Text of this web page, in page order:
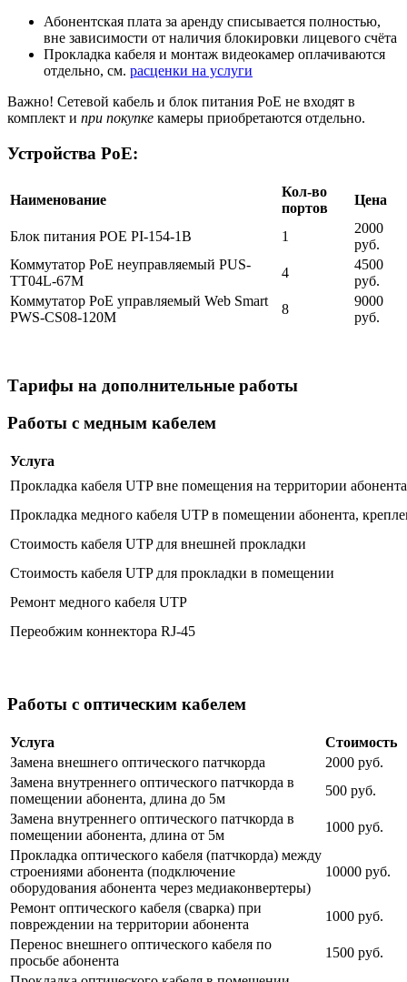
Абонентская плата за аренду списывается полностью,
вне зависимости от наличия блокировки лицевого счёта
Прокладка кабеля и монтаж видеокамер оплачиваются
отдельно, см. расценки на услуги
Важно! Сетевой кабель и блок питания PoE не входят в
комплект и при покупке камеры приобретаются отдельно.
Устройства PoE:
Наименование
Кол-во
портов
Цена
Блок питания POE PI-154-1B 1
2000
руб.
Коммутатор PoE неуправляемый PUS-
TT04L-67M
4
4500
руб.
Коммутатор PoE управляемый Web Smart
PWS-CS08-120M
8
9000
руб.
Тарифы на дополнительные работы
Работы с медным кабелем
Услуга
Прокладка кабеля UTP вне помещения на территории
Прокладка медного кабеля UTP в помещении абонента,
Стоимость кабеля UTP для внешней прокладки
Стоимость кабеля UTP для прокладки в помещении
Ремонт медного кабеля UTP
Переобжим коннектора RJ-45
Работы с оптическим кабелем
Услуга
Стоимость
Замена внешнего оптического патчкорда
2000 руб.
Замена внутреннего оптического патчкорда в
помещении абонента, длина до 5м
500 руб.
Замена внутреннего оптического патчкорда в
помещении абонента, длина от 5м
1000 руб.
Прокладка оптического кабеля (патчкорда) между
строениями абонента (подключение
оборудования абонента через медиаконвертеры)
10000 руб.
Ремонт оптического кабеля (сварка) при
повреждении на территории абонента
1000 руб.
Перенос внешнего оптического кабеля по
просьбе абонента
1500 руб.